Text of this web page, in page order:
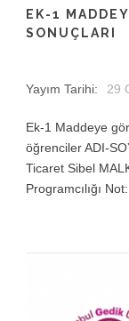
EK-1
SONUÇLARI
Yayım Tarihi: 29
Ek-1 Maddeye
öğrenciler ADI-
Ticaret Sibel
Programcılığı